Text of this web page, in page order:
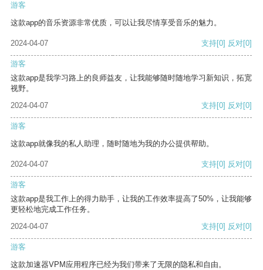
游客
这款app的音乐资源非常优质，可以让我尽情享受音乐的魅力。
2024-04-07 支持[0] 反对[0]
游客
这款app是我学习路上的良师益友，让我能够随时随地学习新知识，拓宽
视野。
2024-04-07
支持[0] 反对[0]
游客
这款app就像我的私人助理，随时随地为我的办公提供帮助。
2024-04-07 支持[0] 反对[0]
游客
这款app是我工作上的得力助手，让我的工作效率提高了50%，让我能够
更轻松地完成工作任务。
2024-04-07
支持[0] 反对[0]
游客
这款加速器VPM应用程序已经为我们带来了无限的隐私和自由。